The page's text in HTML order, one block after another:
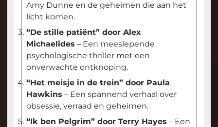
Amy Dunne en de geheimen die aan het
licht komen.
“De stille patiënt” door Alex
Michaelides – Een meeslepende
psychologische thriller met een
onverwachte ontknoping.
“Het meisje in de trein” door Paula
Hawkins – Een spannend verhaal over
obsessie, verraad en geheimen.
“Ik ben Pelgrim” door Terry Hayes – Een